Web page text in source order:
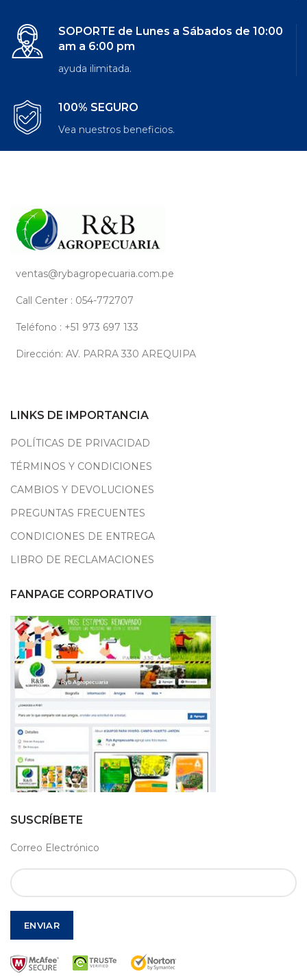
SOPORTE de Lunes a Sábados de 10:00
am a 6:00 pm
ayuda ilimitada.
100% SEGURO
Vea nuestros beneficios.
ventas@rybagropecuaria.com.pe
Call Center : 054-772707
Teléfono : +51 973 697 133
Dirección: AV. PARRA 330 AREQUIPA
LINKS DE IMPORTANCIA
POLÍTICAS DE PRIVACIDAD
TÉRMINOS Y CONDICIONES
CAMBIOS Y DEVOLUCIONES
PREGUNTAS FRECUENTES
CONDICIONES DE ENTREGA
LIBRO DE RECLAMACIONES
FANPAGE CORPORATIVO
SUSCRÍBETE
Correo Electrónico